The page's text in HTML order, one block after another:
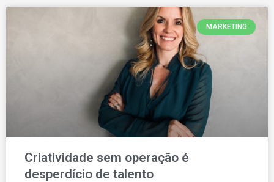
MARKETING
Criatividade sem operação é
desperdício de talento